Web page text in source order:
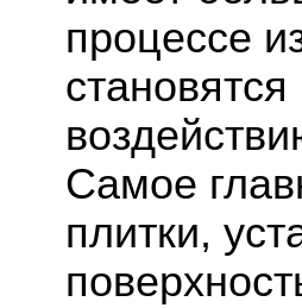
процессе
Самое
плитки,